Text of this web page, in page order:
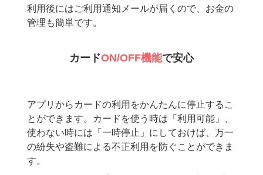
利用後にはご利用通知メールが届くので、お金の
管理も簡単です。
カードON/OFF機能で安心
アプリからカードの利用をかんたんに停止するこ
とができます。カードを使う時は「利用可能」、
使わない時には「一時停止」にしておけば、万一
の紛失や盗難による不正利用を防ぐことができま
す。